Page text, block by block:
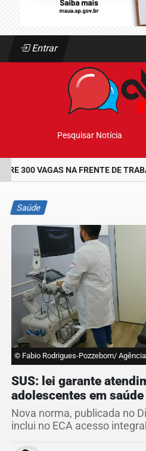
Entrar
Pesquisar Notícia
300 VAGAS NA FRENTE DE
Saúde
© Fabio Rodrigues-Pozzebom/
SUS: lei garante
adolescentes em saúde
Nova norma, publicada no
inclui no ECA acesso